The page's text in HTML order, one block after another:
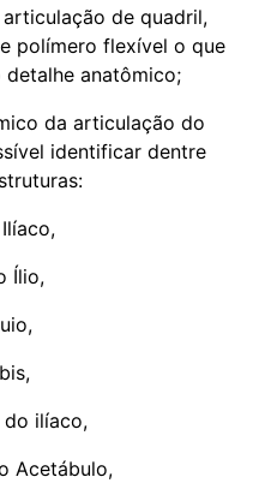
de quadril,
polímero flexível o que
anatômico;
da articulação do
identificar dentre
Ílio,
do ilíaco,
Acetábulo,